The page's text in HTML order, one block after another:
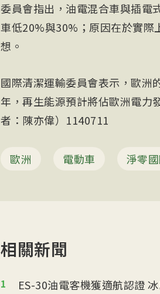
委員會指出，油電混合車與插電
車低20%與30%；原因在於實際
想。
國際清潔運輸委員會表示，歐洲
年，再生能源預計將佔歐洲電力
者：陳亦偉）1140711
歐洲 電動車 淨零
相關新聞
1
ES-